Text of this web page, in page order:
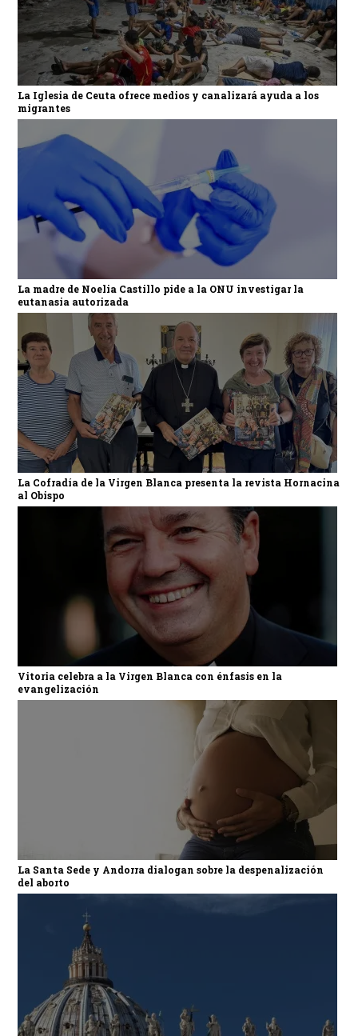
La Iglesia de Ceuta ofrece medios y canalizará ayuda a los
migrantes
La madre de Noelia Castillo pide a la ONU investigar la
eutanasia autorizada
La Cofradía de la Virgen Blanca presenta la revista Hornacina
al Obispo
Vitoria celebra a la Virgen Blanca con énfasis en la
evangelización
La Santa Sede y Andorra dialogan sobre la despenalización
del aborto